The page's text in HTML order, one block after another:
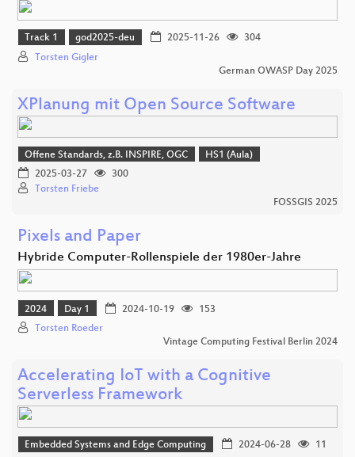
Track 1 god2025-deu 2025-11-26
304
Torsten Gigler
German OWASP Day 2025
XPlanung mit Open Source Software
Offene Standards, z.B. INSPIRE, OGC
HS1 (Aula)
2025-03-27
300
Torsten Friebe
FOSSGIS 2025
Pixels and Paper
Hybride Computer-Rollenspiele der 1980er-Jahre
2024 Day 1 2024-10-19
153
Torsten Roeder
Vintage Computing Festival Berlin 2024
Accelerating IoT with a Cognitive
Serverless Framework
Embedded Systems and Edge Computing 2024-06-28
11